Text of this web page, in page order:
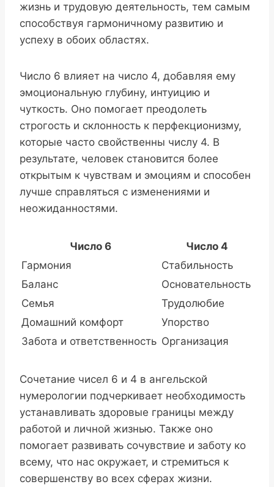
жизнь и трудовую деятельность, тем самым
способствуя гармоничному развитию и
успеху в обоих областях.
Число 6 влияет на число 4, добавляя ему
эмоциональную глубину, интуицию и
чуткость. Оно помогает преодолеть
строгость и склонность к перфекционизму,
которые часто свойственны числу 4. В
результате, человек становится более
открытым к чувствам и эмоциям и способен
лучше справляться с изменениями и
неожиданностями.
Число 6
Число 4
Гармония
Стабильность
Баланс
Основательность
Семья
Трудолюбие
Домашний комфорт
Упорство
Забота и ответственность Организация
Сочетание чисел 6 и 4 в ангельской
нумерологии подчеркивает необходимость
устанавливать здоровые границы между
работой и личной жизнью. Также оно
помогает развивать сочувствие и заботу ко
всему, что нас окружает, и стремиться к
совершенству во всех сферах жизни.